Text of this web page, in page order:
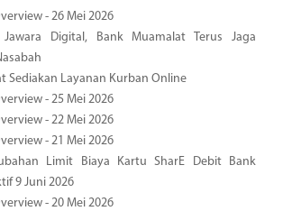
- 26 Mei 2026
Digital, Bank Muamalat Terus Jaga
Sediakan Layanan Kurban Online
- 25 Mei 2026
- 22 Mei 2026
- 21 Mei 2026
Limit Biaya Kartu SharE Debit Bank
9 Juni 2026
- 20 Mei 2026